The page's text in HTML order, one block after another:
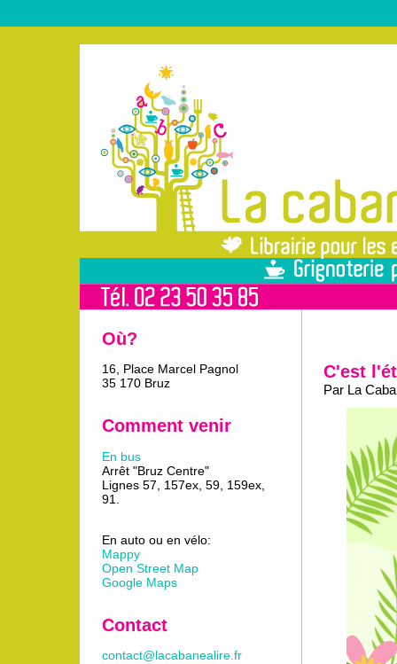
C'est
Par La
Où?
16, Place Marcel Pagnol
35 170 Bruz
Comment venir
En bus
Arrêt "Bruz Centre"
Lignes 57, 157ex, 59, 159ex,
91.
En auto ou en vélo:
Mappy
Open Street Map
Google Maps
Contact
contact@lacabanealire.fr